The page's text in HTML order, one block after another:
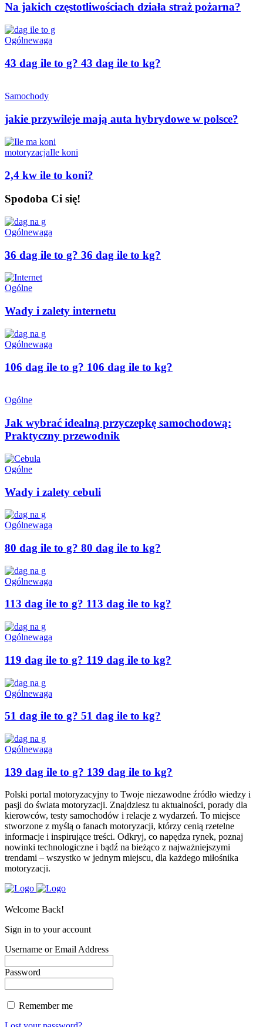
Na jakich częstotliwościach działa straż pożarna?
Ogólnewaga
43 dag ile to g? 43 dag ile to kg?
Samochody
jakie przywileje mają auta hybrydowe w polsce?
motoryzacjaIle koni
2,4 kw ile to koni?
Spodoba Ci się!
Ogólnewaga
36 dag ile to g? 36 dag ile to kg?
Ogólne
Wady i zalety internetu
Ogólnewaga
106 dag ile to g? 106 dag ile to kg?
Ogólne
Jak wybrać idealną przyczepkę samochodową:
Praktyczny przewodnik
Ogólne
Wady i zalety cebuli
Ogólnewaga
80 dag ile to g? 80 dag ile to kg?
Ogólnewaga
113 dag ile to g? 113 dag ile to kg?
Ogólnewaga
119 dag ile to g? 119 dag ile to kg?
Ogólnewaga
51 dag ile to g? 51 dag ile to kg?
Ogólnewaga
139 dag ile to g? 139 dag ile to kg?
Polski portal motoryzacyjny to Twoje niezawodne źródło wiedzy i
pasji do świata motoryzacji. Znajdziesz tu aktualności, porady dla
kierowców, testy samochodów i relacje z wydarzeń. To miejsce
stworzone z myślą o fanach motoryzacji, którzy cenią rzetelne
informacje i inspirujące treści. Odkryj, co napędza rynek, poznaj
nowinki technologiczne i bądź na bieżąco z najważniejszymi
trendami – wszystko w jednym miejscu, dla każdego miłośnika
motoryzacji.
Welcome Back!
Sign in to your account
Username or Email Address
Password
Remember me